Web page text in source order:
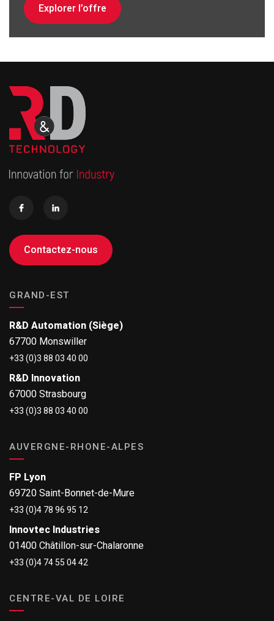
Explorer l’offre
Contactez-nous
GRAND-EST
R&D Automation (Siège)
67700 Monswiller
+33 (0)3 88 03 40 00
R&D Innovation
67000 Strasbourg
+33 (0)3 88 03 40 00
AUVERGNE-RHONE-ALPES
FP Lyon
69720 Saint-Bonnet-de-Mure
+33 (0)4 78 96 95 12
Innovtec Industries
01400 Châtillon-sur-Chalaronne
+33 (0)4 74 55 04 42
CENTRE-VAL DE LOIRE